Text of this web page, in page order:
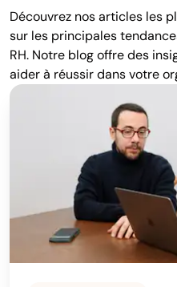
Découvrez nos articles les
sur les principales
RH. Notre blog offre des
aider à réussir dans votre